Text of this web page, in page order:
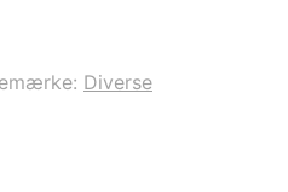
Diverse